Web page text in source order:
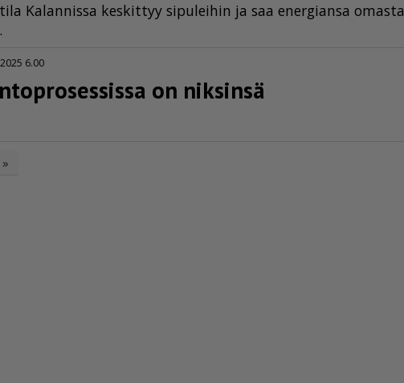
Ka­lan­nis­sa kes­kit­tyy si­pu­lei­hin ja saa ener­gi­an­sa omas­ta
6.00
on niksinsä
»